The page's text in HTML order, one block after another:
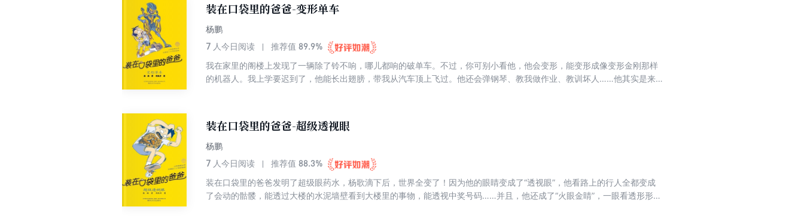
装在口袋里的爸爸-变形单车
杨鹏
7 人今日阅读 推荐值 89.9%
我在家里的阁楼上发现了一辆除了铃不响，哪儿都响的破单车。不过，你可别小看他，他会变形，能变形成像变形金刚那样
的机器人。我上学要迟到了，他能长出翅膀，带我从汽车顶上飞过。他还会弹钢琴、教我做作业、教训坏人……他其实是来
装在口袋里的爸爸-超级透视眼
杨鹏
7 人今日阅读 推荐值 88.3%
装在口袋里的爸爸发明了超级眼药水，杨歌滴下后，世界全变了！因为他的眼睛变成了“透视眼”，他看路上的行人全都变成
了会动的骷髅，能透过大楼的水泥墙壁看到大楼里的事物，能透视中奖号码……并且，他还成了“火眼金睛”，一眼看透形形色